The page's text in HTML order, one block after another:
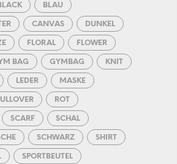
BLAU
CANVAS DUNKEL
FLORAL FLOWER
BAG GYMBAG KNIT
LEDER MASKE
ROT
SCARF SCHAL
SCHWARZ SHIRT
SPORTBEUTEL